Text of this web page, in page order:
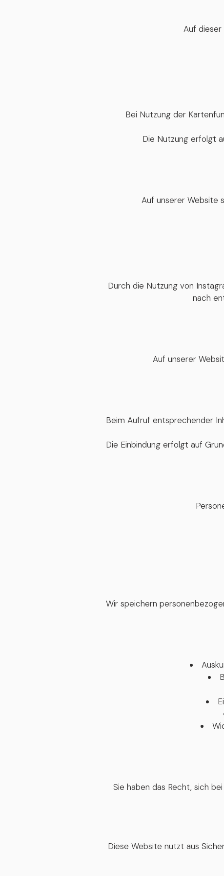
Auf dieser
Bei Nutzung der
Die Nutzung erfolgt
Auf unserer Website
Durch die Nutzung von
nach
Auf unserer
Beim Aufruf entsprechender
Die Einbindung erfolgt auf
Wir speichern
Sie haben das Recht, sich
Diese Website nutzt aus